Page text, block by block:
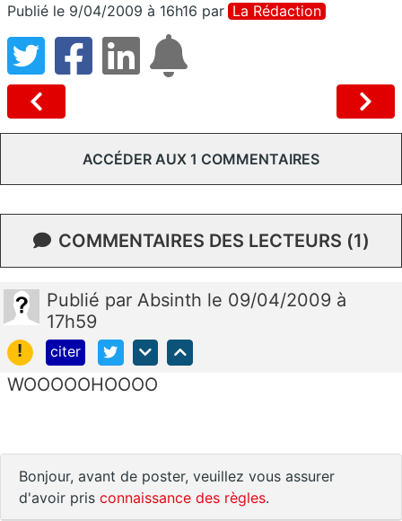
Publié le 9/04/2009 à 16h16 par La Rédaction
ACCÉDER AUX 1 COMMENTAIRES
COMMENTAIRES DES LECTEURS (1)
Publié par Absinth le 09/04/2009 à
17h59
!
citer
WOOOOOHOOOO
Bonjour, avant de poster, veuillez vous assurer
d'avoir pris connaissance des règles.